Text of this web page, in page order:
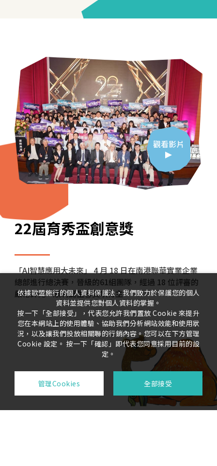
觀看影片
2025「駱駝奇遇記」聯華神通
首次邀請65歲樂齡長者參與繪畫創作，本屆獲獎作品，
製成2026年桌曆，寄送全球同仁及合作夥伴。
觀看影片
2025小小廚神料理爭霸戰
米麵食創意競賽 (2025.12.13)
比賽項目：炒麵、粥品、創意茶點
觀看影片
22屆育秀盃創意獎
「AI智慧應用大未來」 4 月 18 日在南港聯華實業企業
總部進行總決賽，晉級的61組團隊，經過 18 位評審的
嚴格評比，順利誕生各獎項得主。
觀看影片
育秀ESG - 無添加市集
2024.11.23
南港聯華企業總部大樓
永續進行式 綠色零添加
觀看影片
育秀盃創意獎20周年紀念特輯
回首20載，春風化雨育英才，『育』見永續新未來！
育秀盃創意獎伴隨臺灣數位科技及設計教育發展一路同
行。
觀看影片
QQ王國尋鮮趣
2020新北兒童藝術節 怪獸島
(新北大都會公園)
演出劇團：萬花筒劇團
依據歐盟施行的個人資料保護法，我們致力於保護您的個人
資料並提供您對個人資料的掌握。
按一下「全部接受」，代表您允許我們置放 Cookie 來提升
您在本網站上的使用體驗、協助我們分析網站效能和使用狀
況，以及讓我們投放相關聯的行銷內容。您可以在下方管理
Cookie 設定。 按一下「確認」即代表您同意採用目前的設
定。
管理Cookies 全部接受